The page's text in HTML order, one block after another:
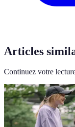
Articles
Continuez votre